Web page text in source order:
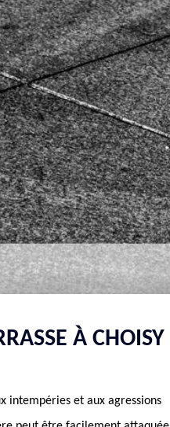
À CHOISY
intempéries et aux agressions